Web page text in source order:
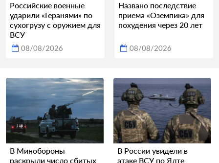
Российские военные
ударили «Геранями» по
сухогрузу с оружием для
ВСУ
08/08/2026
Названо последствие
приема «Оземпика» для
похудения через 20 лет
08/08/2026
В Минобороны
раскрыли число сбитых
В России увидели в
атаке ВСУ по Ялте